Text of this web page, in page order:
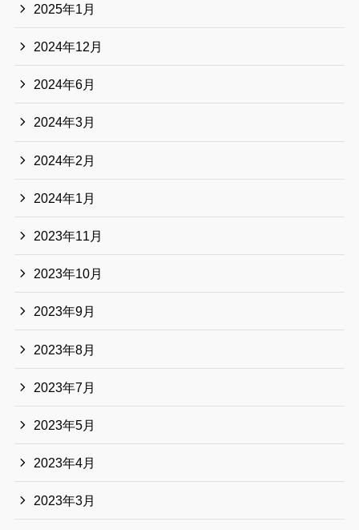
2025年1月
2024年12月
2024年6月
2024年3月
2024年2月
2024年1月
2023年11月
2023年10月
2023年9月
2023年8月
2023年7月
2023年5月
2023年4月
2023年3月